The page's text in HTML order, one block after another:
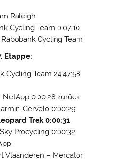
Raleigh
Cycling Team 0:07:10
Cycling Team
Etappe:
Cycling Team 24:47:58
NetApp 0:00:28 zurück
Cervelo 0:00:29
Trek 0:00:31
Procycling 0:00:32
Vlaanderen – Mercator